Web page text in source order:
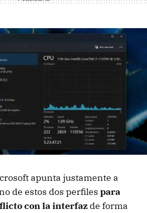
apunta justamente a
de estos dos perfiles para
con la interfaz de forma